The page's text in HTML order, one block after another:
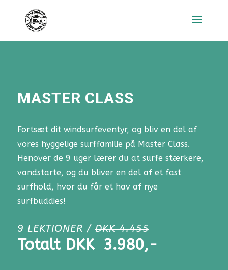
MASTER CLASS
Fortsæt dit windsurfeventyr, og bliv en del af
vores hyggelige surffamilie på Master Class.
Henover de 9 uger lærer du at surfe stærkere,
vandstarte, og du bliver en del af et fast
surfhold, hvor du får et hav af nye
surfbuddies!
9 LEKTIONER /DKK 4.455
Totalt DKK 3.980,-